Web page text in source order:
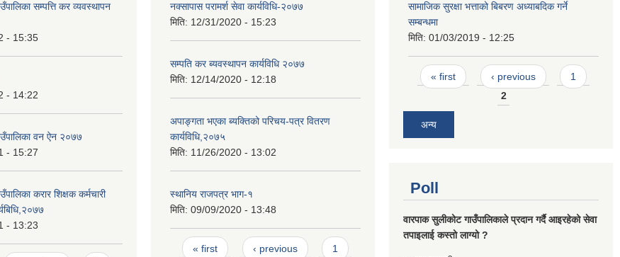
सम्पत्ति कर व्यवस्थापन
- 15:35
- 14:22
वन ऐन २०७७
- 15:27
करार शिक्षक कर्मचारी
- 13:23
नक्सापास परामर्श सेवा कार्यविधि-२०७७
मिति: 12/31/2020 - 15:23
सम्पति कर ब्यवस्थापन कार्यविधि २०७७
मिति: 12/14/2020 - 12:18
अपाङ्गता भएका ब्यक्तिको परिचय-पत्र वितरण
कार्यविधि,२०७५
मिति: 11/26/2020 - 13:02
स्थानिय राजपत्र भाग-१
मिति: 09/09/2020 - 13:48
Pages
« first ‹ previous 1
सामाजिक सुरक्षा भत्ताको बिबरण अध्याबदिक गर्ने
सम्बन्धमा
मिति: 01/03/2019 - 12:25
Pages
« first ‹ previous
1
2
अन्य
Poll
वारपाक सुलीकोट गाउँपालिकाले प्रदान गर्दै आइरहेको सेवा
तपाइलाई कस्तो लाग्यो ?